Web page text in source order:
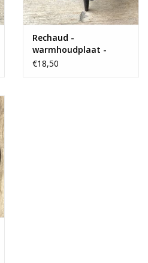
Rechaud -
warmhoudplaat -
large
€18,50